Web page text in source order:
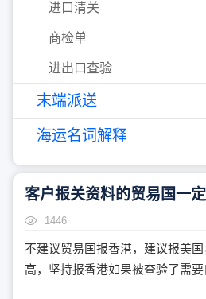
进口清关
商检单
进出口查验
末端派送
海运名词解释
客户报关资料的贸易国一
1446
不建议贸易国报香港，建议报美
高，坚持报香港如果被查验了需